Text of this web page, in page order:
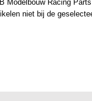
Racing
niet bij de